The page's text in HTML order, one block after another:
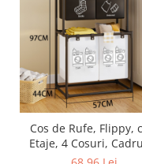
Genți de voiaj & genți
Mobilier camping
Cos de Rufe, Flippy,
Etaje, 4 Cosuri,
Otel Inoxidabil,